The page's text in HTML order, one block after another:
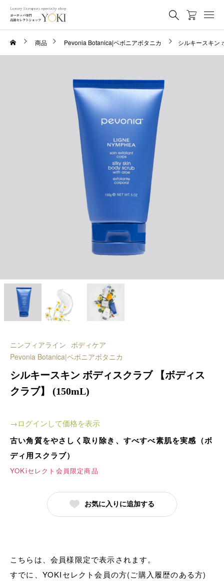
商品 Pevonia Botanica|ペボニアボタニカ シルキースキン
ニンフィアライン ボディケア
Pevonia Botanica|ペボニアボタニカ
シルキースキン ボディスクラブ 【ボディス
クラブ】 (150mL)
→ログインして価格を表示
古い角質をやさしく取り除き、すべすべ素肌を実感（ボ
ディ用スクラブ）
YOKiセレクト会員限定商品
お気に入りに追加する
こちらは、会員様限定で表示されます。
すでに、YOKIセレクト会員の方(ご購入履歴のある方)